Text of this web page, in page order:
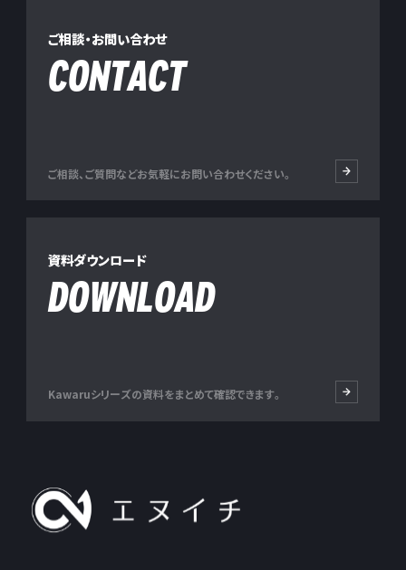
ご相談・お問い合わせ
CONTACT
ご相談、ご質問などお気軽にお問い合わせください。
資料ダウンロード
DOWNLOAD
Kawaruシリーズの資料をまとめて確認できます。